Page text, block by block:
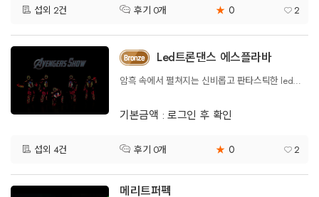
섭외 2건 후기 0개 ★ 0 2
Led트론댄스 에스플라바
암흑 속에서 펼쳐지는 신비롭고 판타스틱한 led트론댄스 에스플라바 입니다!!
기본금액 : 로그인 후 확인
섭외 4건 후기 0개 ★ 0 2
메리트퍼펙